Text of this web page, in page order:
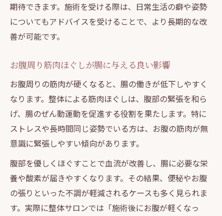
期待できます。施術を受ける際は、日常生活の癖や姿勢
についてもアドバイスを受けることで、より長期的な改
善が可能です。
お腹周り筋肉ほぐしが腸に与える良い影響
お腹周りの筋肉が硬くなると、腸の働きが低下しやすく
なります。整体による筋肉ほぐしは、腹部の緊張を和ら
げ、腸のぜん動運動を促進する役割を果たします。特に
ストレスや長時間同じ姿勢でいる方は、お腹の筋肉が無
意識に緊張しやすい傾向があります。
腹部を優しくほぐすことで血流が改善し、腸に必要な栄
養や酸素が届きやすくなります。その結果、便秘やお腹
の張りといった不調が軽減されるケースも多く見られま
す。実際に整体サロンでは「施術後にお腹が軽くなっ